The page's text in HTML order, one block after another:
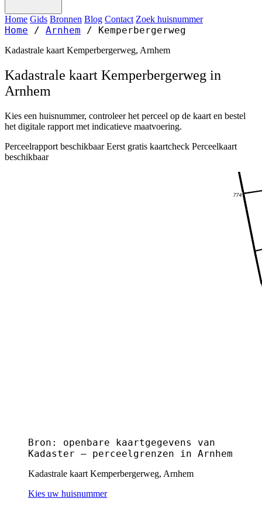
Home Gids Bronnen Blog Contact Zoek huisnummer
Home / Arnhem / Kemperbergerweg
Kadastrale kaart Kemperbergerweg, Arnhem
Kadastrale kaart Kemperbergerweg in
Arnhem
Kies een huisnummer, controleer het perceel op de kaart en bestel
het digitale rapport met indicatieve maatvoering.
Perceelrapport beschikbaar Eerst gratis kaartcheck Perceelkaart
beschikbaar
Bron: openbare kaartgegevens van
Kadaster — perceelgrenzen in Arnhem
Kadastrale kaart Kemperbergerweg, Arnhem
Kies uw huisnummer